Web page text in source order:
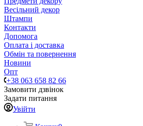
Весільний декор
Штампи
Контакти
Допомога
Оплата і доставка
Обмін та повернення
Новини
Опт
+38 063 658 82 66
Замовити дзвінок
Задати питання
Увійти